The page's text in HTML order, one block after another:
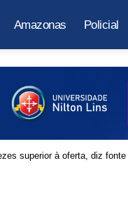
Amazonas Policial
Oferta de ADRs da SK Hynix nos EUA tem demanda mais de sete vezes superior à oferta, diz fonte